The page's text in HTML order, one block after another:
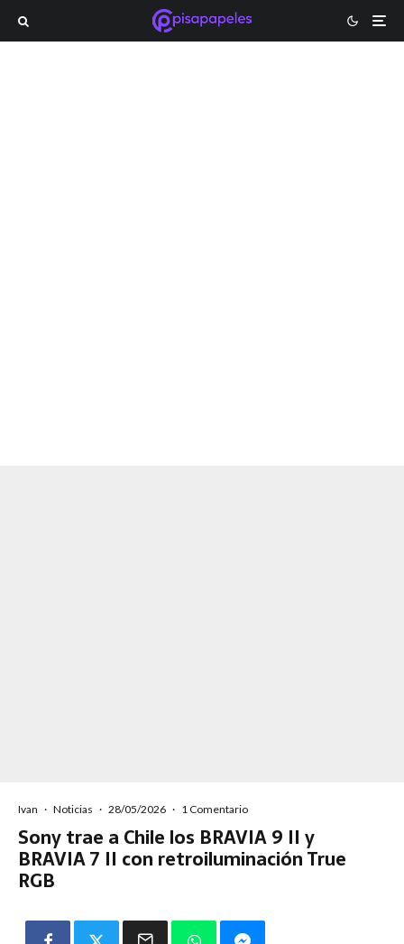
Ivan · Noticias · 28/05/2026 · 1 Comentario
Sony trae a Chile los BRAVIA 9 II y
BRAVIA 7 II con retroiluminación True
RGB